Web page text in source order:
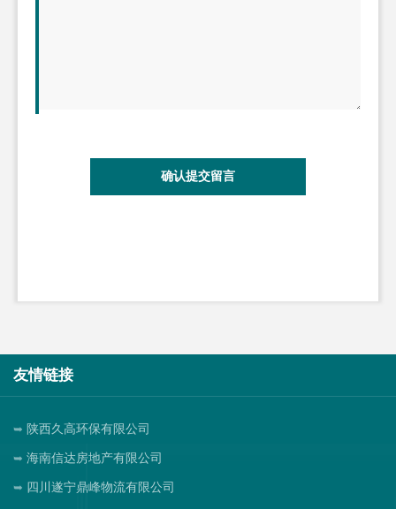
确认提交留言
友情链接
陕西久高环保有限公司
海南信达房地产有限公司
四川遂宁鼎峰物流有限公司